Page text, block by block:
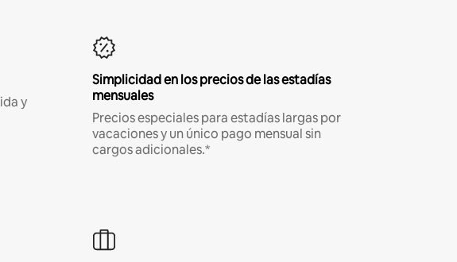
y
Simplicidad en los precios de las estadías
mensuales
Precios especiales para estadías largas por
vacaciones y un único pago mensual sin
cargos adicionales.*